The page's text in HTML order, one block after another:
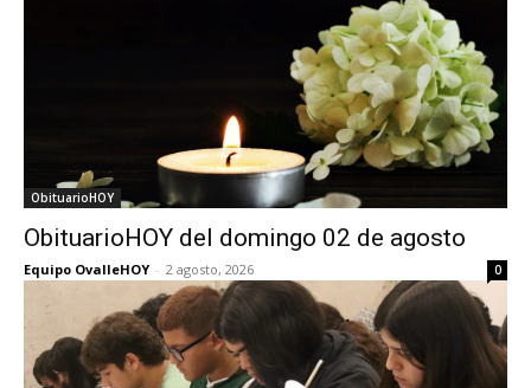
ObituarioHOY
ObituarioHOY del domingo 02 de agosto
Equipo OvalleHOY - 2 agosto, 2026 0